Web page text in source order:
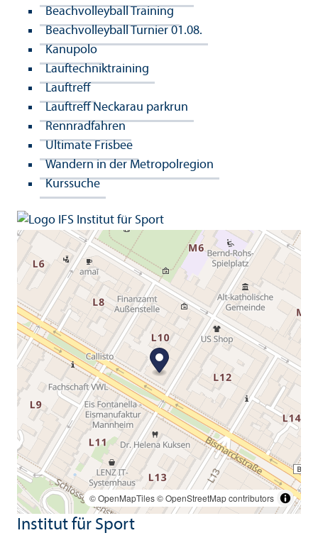
Beachvolleyball Training
Beachvolleyball Turnier 01.08.
Kanupolo
Lauftechniktraining
Lauftreff
Lauftreff Neckarau parkrun
Rennradfahren
Ultimate Frisbee
Wandern in der Metropolregion
Kurssuche
© OpenMapTiles© OpenStreetMap contributors
Institut für Sport